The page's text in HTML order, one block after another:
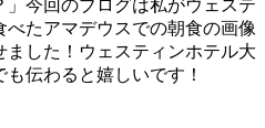
今回のブログは私がウェステ
べたアマデウスでの朝食の画像
した！ウェスティンホテル大
伝わると嬉しいです！